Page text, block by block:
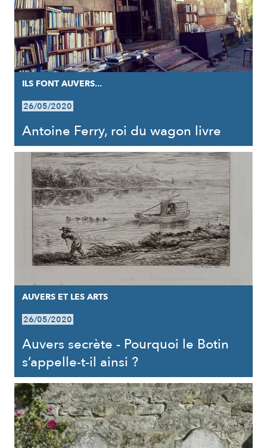
ILS FONT AUVERS...
26/05/2020
Antoine Ferry, roi du wagon livre
AUVERS ET LES ARTS
26/05/2020
Auvers secrète - Pourquoi le Botin
s’appelle-t-il ainsi ?